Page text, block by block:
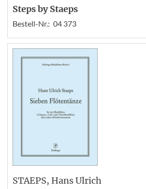
Steps by Staeps
Bestell-Nr.: 04 373
STAEPS, Hans Ulrich